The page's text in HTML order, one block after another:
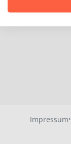
Impressum·